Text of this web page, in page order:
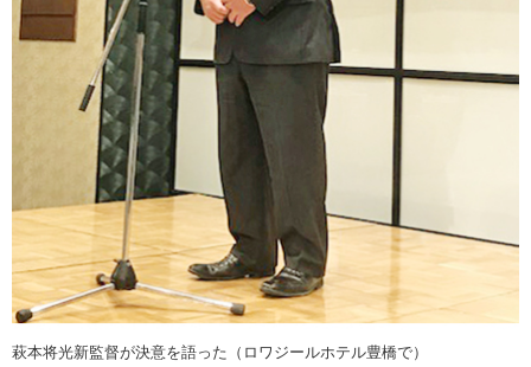
萩本将光新監督が決意を語った（ロワジールホテル豊橋で）